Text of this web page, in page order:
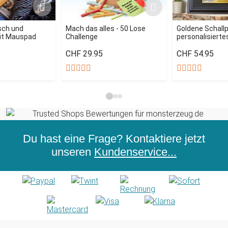
und
Mauspad
Mach das alles - 50 Lose
Challenge
CHF 29.95
Goldene
CHF 54.95
Du hast eine Frage? Kontaktiere jetzt
unseren Kundenservice...